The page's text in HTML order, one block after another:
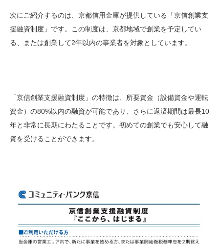
次にご紹介するのは、京都信用金庫が提供している「京信創業支
援融資制度」です。この制度は、京都地域で創業を予定してい
る、または創業して2年以内の事業者を対象としています。
「京信創業支援融資制度」の特徴は、所要資金（設備資金や運転
資金）の80%以内の融資が可能であり、さらに返済期間は最長10
年と非常に長期にわたることです。初めての創業でも安心して融
資を受けることができます。